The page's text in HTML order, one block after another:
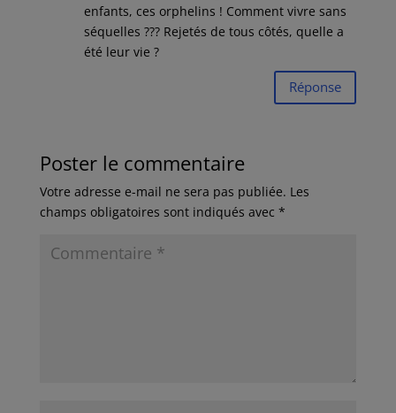
enfants, ces orphelins ! Comment vivre sans
séquelles ??? Rejetés de tous côtés, quelle a
été leur vie ?
Réponse
Poster le commentaire
Votre adresse e-mail ne sera pas publiée. Les
champs obligatoires sont indiqués avec *